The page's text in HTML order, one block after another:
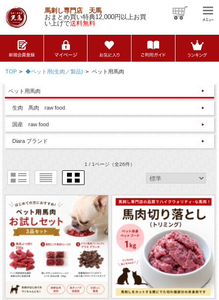
馬刺し専門店 天馬
おまとめ買い特典12,000円以上お買
い上げで送料無料
TOP > ◆ペット用(生肉／製品) > ペット用馬肉
ペット用馬肉
生肉 馬肉 raw food
国産 raw food
Diara ブランド
1 / 1ページ（全26件）